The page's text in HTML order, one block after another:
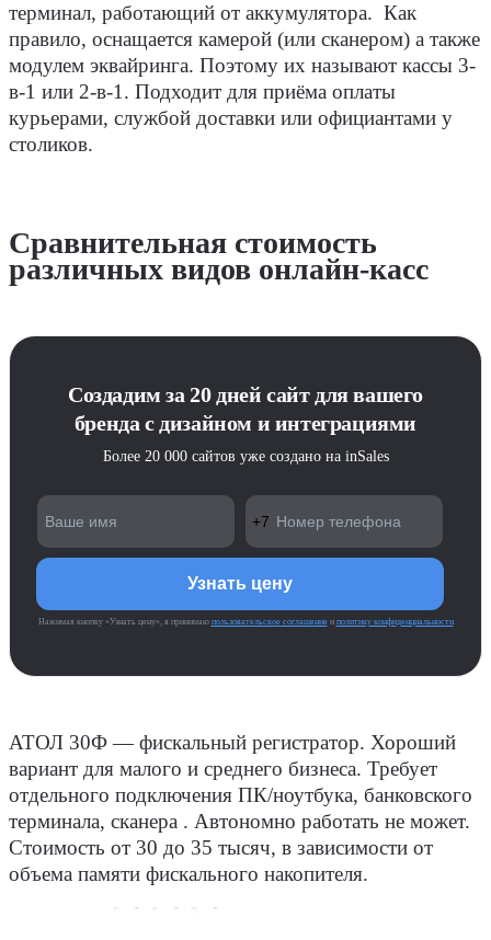
терминал, работающий от аккумулятора. Как
правило, оснащается камерой (или сканером) а также
модулем эквайринга. Поэтому их называют кассы 3-
в-1 или 2-в-1. Подходит для приёма оплаты
курьерами, службой доставки или официантами у
столиков.
Сравнительная стоимость
различных видов онлайн-касс
Создадим за 20 дней сайт для вашего
бренда с дизайном и интеграциями
Более 20 000 сайтов уже создано на inSales
Нажимая кнопку «Узнать цену», я принимаю пользовательское соглашениеи политику конфиденциальности
АТОЛ 30Ф ― фискальный регистратор. Хороший
вариант для малого и среднего бизнеса. Требует
отдельного подключения ПК/ноутбука, банковского
терминала, сканера . Автономно работать не может.
Стоимость от 30 до 35 тысяч, в зависимости от
объема памяти фискального накопителя.